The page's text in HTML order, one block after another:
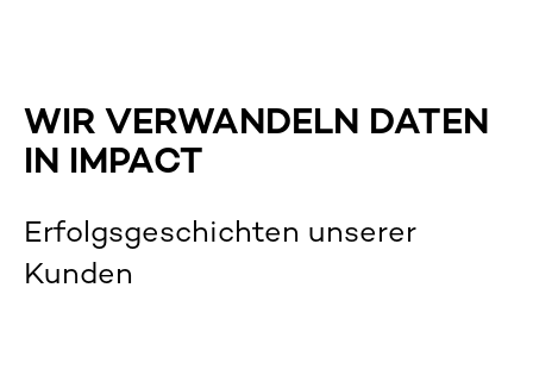
WIR VERWANDELN DATEN
IN IMPACT
Erfolgsgeschichten unserer
Kunden